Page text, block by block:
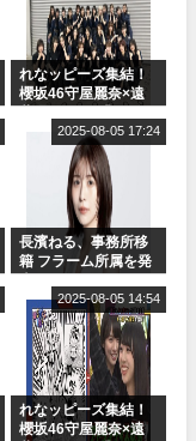
れなッピーズ集結！
櫻坂46守屋麗奈×遠
ット！」水曜スタジ
オ出演決定
長濱ねる、事務所移
籍 フラーム所属を発
2025-08-05 17:24
れなッピーズ集結！
櫻坂46守屋麗奈×遠
2025-08-05 14:54